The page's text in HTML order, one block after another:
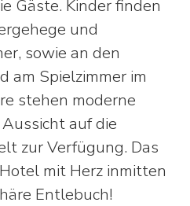
Gäste. Kinder finden
und
sowie an den
am Spielzimmer im
stehen moderne
auf die
zur Verfügung. Das
mit Herz inmitten
Entlebuch!